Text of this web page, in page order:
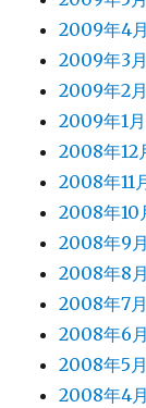
2009年4月
2009年3月
2009年2月
2009年1月
2008年12
2008年11
2008年10
2008年9月
2008年8月
2008年7月
2008年6月
2008年5月
2008年4月